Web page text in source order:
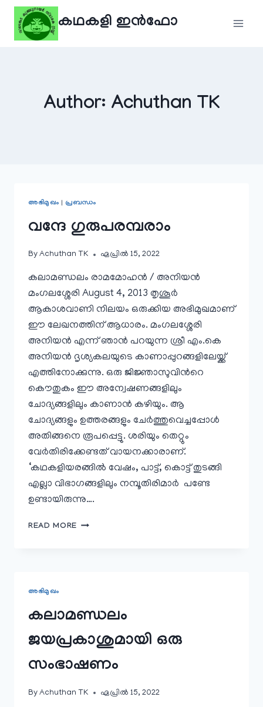
Skip
content
കഥകളി ഇൻഫോ
Author: Achuthan TK
അഭിമുഖം |പ്രബന്ധം
വന്ദേ ഗുരുപരമ്പരാം
By Achuthan TK ഏപ്രിൽ 15, 2022
കലാമണ്ഡലം രാമമോഹന്‍ / അനിയൻ
മംഗലശ്ശേരി August 4, 2013 തൃശൂര്‍
ആകാശവാണി നിലയം ഒരുക്കിയ അഭിമുഖമാണ്‌
ഈ ലേഖനത്തിന്‌ ആധാരം. മംഗലശ്ശേരി
അനിയന്‍ എന്ന് ഞാന്‍ പറയുന്ന ശ്രീ എം.കെ
അനിയന്‍ ദൃശ്യകലയുടെ കാണാപ്പുറങ്ങളിലേയ്ക്ക്
എത്തിനോക്കുന്നു. ഒരു ജിജ്ഞാസുവിന്‍റെ
കൌതുകം ഈ അന്വേഷണങ്ങളിലും
ചോദ്യങ്ങളിലും കാണാന്‍ കഴിയും. ആ
ചോദ്യങ്ങളും ഉത്തരങ്ങളും ചേര്‍ത്തുവെച്ചപ്പോള്‍
അതിങ്ങനെ രൂപപ്പെട്ടു. ശരിയും തെറ്റും
വേര്‍തിരിക്കേണ്ടത് വായനക്കാരാണ്‌.
‘കഥകളിയരങ്ങില്‍ വേഷം, പാട്ട്, കൊട്ട് തുടങ്ങി
എല്ലാ വിഭാഗങ്ങളിലും നമ്പൂതിരിമാര്‍ പണ്ടേ
ഉണ്ടായിരുന്നു….
READ MORE വന്ദേ
അഭിമുഖം
കലാമണ്ഡലം
ജയപ്രകാശുമായി ഒരു
സംഭാഷണം
By Achuthan TK ഏപ്രിൽ 15, 2022